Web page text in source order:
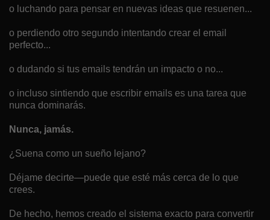
o luchando para pensar en nuevas ideas que resuenen...
o perdiendo otro segundo intentando crear el email
perfecto...
o dudando si tus emails tendrán un impacto o no...
o incluso sintiendo que escribir emails es una tarea que
nunca dominarás.
Nunca, jamás.
¿Suena como un sueño lejano?
Déjame decirte—puede que esté más cerca de lo que
crees.
De hecho, hemos creado el sistema exacto para convertir